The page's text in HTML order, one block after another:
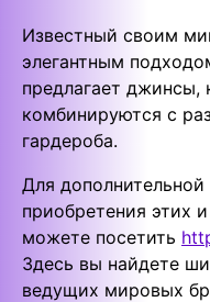
Известный своим
элегантным
предлагает джинсы,
комбинируются с
гардероба.
Для
приобретения этих
можете посетить
Здесь вы найдете
ведущих мировых